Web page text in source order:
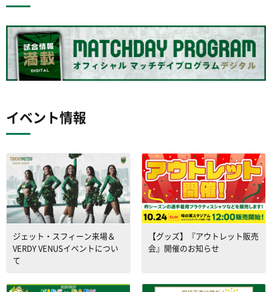
イベント情報
ジェット・スフィーン来場＆
VERDY VENUSイベントについ
て
【グッズ】『アウトレット販売
会』開催のお知らせ